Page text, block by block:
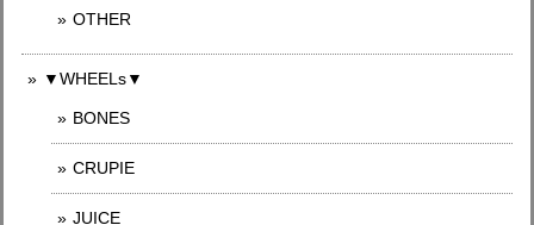
OTHER
▼WHEELs▼
BONES
CRUPIE
JUICE